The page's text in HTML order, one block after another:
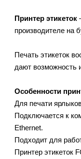
Принтер этикеток
производителе на
Печать этикеток
дают возможность
Особенности
Для печати
Подключается к
Ethernet.
Подходит для
Принтер этикеток